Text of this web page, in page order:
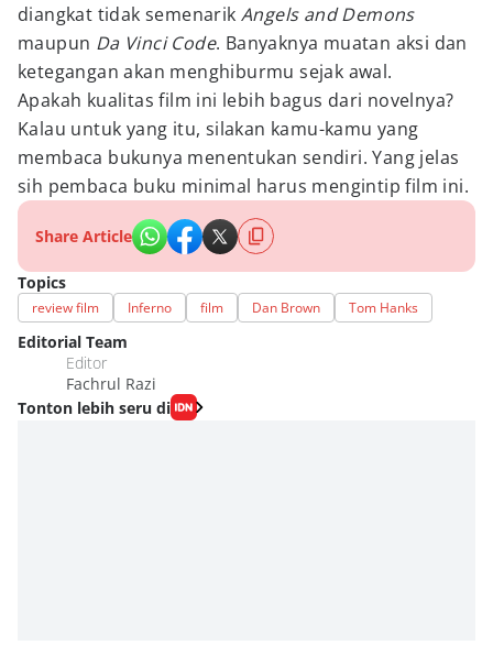
diangkat tidak semenarik Angels and Demons
maupun Da Vinci Code. Banyaknya muatan aksi dan
ketegangan akan menghiburmu sejak awal.
Apakah kualitas film ini lebih bagus dari novelnya?
Kalau untuk yang itu, silakan kamu-kamu yang
membaca bukunya menentukan sendiri. Yang jelas
sih pembaca buku minimal harus mengintip film ini.
Share Article
Topics
review film Inferno film Dan Brown Tom Hanks
Editorial Team
Editor
Fachrul Razi
Tonton lebih seru di